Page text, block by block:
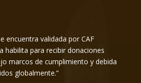
encuentra validada por CAF
habilita para recibir donaciones
marcos de cumplimiento y debida
globalmente.”